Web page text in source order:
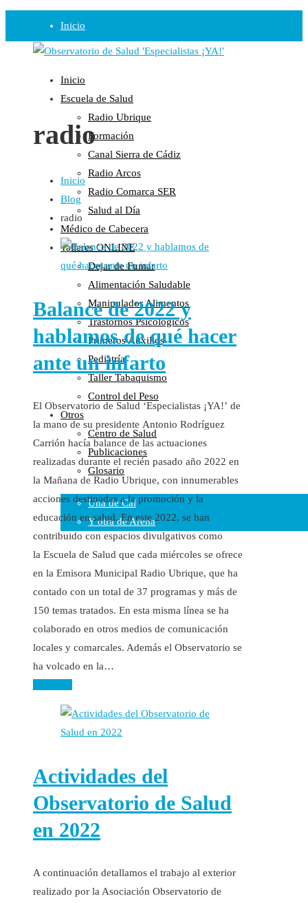
Inicio
Observatorio
Opinión
Radio
Guadalinfo Salud
Radio Guadalete
COPE Pontevedra
Salud en Radio Ubrique
Salud en Verano
Plataforma
Manifiestos
Comunicados
En nuestra Web
Colaboraciones
Cartas al Director
Medios de Comunicación
Otros
Vídeos
Cara Oscura Sanidad
Humor
Cal y Arena
Una de Cal
Y otra de Arena
Enlaces
Newsletter
Inicio
Escuela de Salud
Radio Ubrique
Formación
Canal Sierra de Cádiz
Radio Arcos
Radio Comarca SER
Salud al Día
Médico de Cabecera
Talleres ONLINE
Dejar de Fumar
Alimentación Saludable
Manipulador Alimentos
Trastornos Psicológicos
Primeros Auxilios
Pediatría
Taller Tabaquismo
Control del Peso
Otros
Centro de Salud
Publicaciones
Glosario
radio
Inicio
Blog
radio
Balance de 2022 y
hablamos de qué hacer
ante un infarto
El Observatorio de Salud ‘Especialistas ¡YA!’ de
la mano de su presidente Antonio Rodríguez
Carrión hacía balance de las actuaciones
realizadas durante el recién pasado año 2022 en
la Mañana de Radio Ubrique, con innumerables
acciones destinadas a la promoción y la
educación en salud. En este 2022, se han
contribuido con espacios divulgativos como
la Escuela de Salud que cada miércoles se ofrece
en la Emisora Municipal Radio Ubrique, que ha
contado con un total de 37 programas y más de
150 temas tratados. En esta misma línea se ha
colaborado en otros medios de comunicación
locales y comarcales. Además el Observatorio se
ha volcado en la…
Actividades del
Observatorio de Salud
en 2022
A continuación detallamos el trabajo al exterior
realizado por la Asociación Observatorio de